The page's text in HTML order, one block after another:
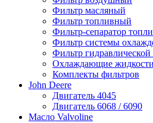
Фильтр масляный
Фильтр топливный
Фильтр-сепаратор
Фильтр системы
Фильтр
Охлаждающие
Комплекты фильтров
John Deere
Двигатель 4045
Двигатель 6068 / 6090
Масло Valvoline